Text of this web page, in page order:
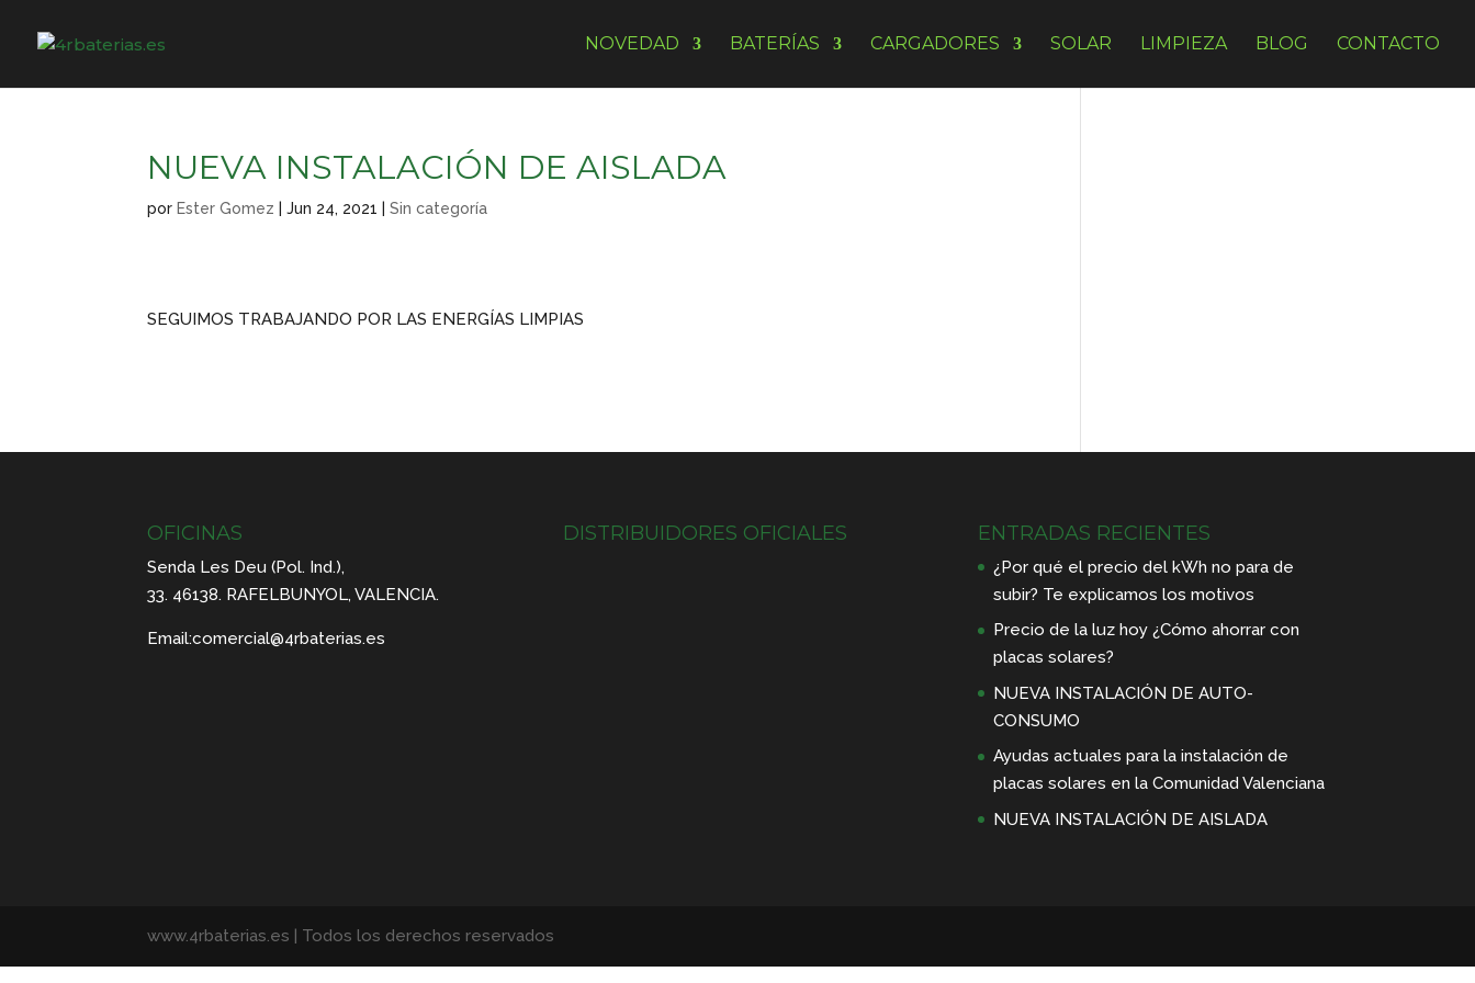
NOVEDAD BATERÍAS CARGADORES SOLAR LIMPIEZA BLOG CONTACTO
NUEVA INSTALACIÓN DE AISLADA
por Ester Gomez |Jun 24, 2021 |Sin categoría
SEGUIMOS TRABAJANDO POR LAS ENERGÍAS LIMPIAS
OFICINAS
Senda Les Deu (Pol. Ind.),
33. 46138. RAFELBUNYOL, VALENCIA.
Email:comercial@4rbaterias.es
DISTRIBUIDORES OFICIALES ENTRADAS RECIENTES
¿Por qué el precio del kWh no para de
subir? Te explicamos los motivos
Precio de la luz hoy ¿Cómo ahorrar con
placas solares?
NUEVA INSTALACIÓN DE AUTO-
CONSUMO
Ayudas actuales para la instalación de
placas solares en la Comunidad Valenciana
NUEVA INSTALACIÓN DE AISLADA
www.4rbaterias.es | Todos los derechos reservados